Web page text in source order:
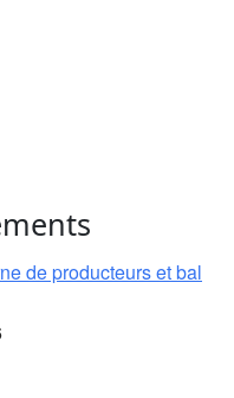
de producteurs et bal